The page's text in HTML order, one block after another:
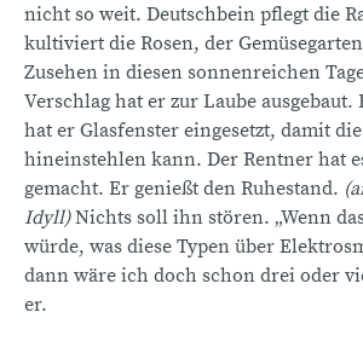
nicht so weit. Deutschbein pflegt die
kultiviert die Rosen, der
Zusehen in diesen sonnenreichen
Verschlag hat er zur Laube
hat er Glasfenster eingesetzt, damit
hineinstehlen kann. Der Rentner hat
gemacht. Er genießt den Ruhestand.
Idyll)Nichts soll ihn stören. „Wenn
würde, was diese Typen über
dann wäre ich doch schon drei oder
er.